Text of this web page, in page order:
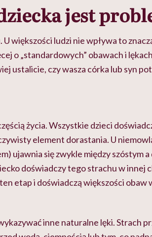
jest
większości ludzi nie wpływa to
o „standardowych” obawach i
ustalicie, czy wasza córka lub syn
życia. Wszystkie dzieci
element dorastania. U
ujawnia się zwykle między szóstym
doświadczy tego strachu w innej
etap i doświadczą większości obaw
inne naturalne lęki. Strach